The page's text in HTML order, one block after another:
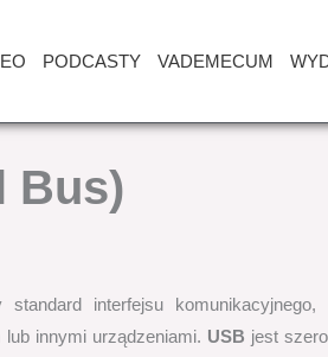
PODCASTY VADEMECUM
Bus)
interfejsu komunikacyjnego,
innymi urządzeniami. USB jest